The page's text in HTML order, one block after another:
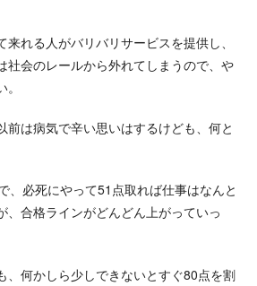
れる人がバリバリサービスを提供し、
社会のレールから外れてしまうので、や
前は病気で辛い思いはするけども、何と
、必死にやって51点取れば仕事はなんと
、合格ラインがどんどん上がっていっ
、何かしら少しできないとすぐ80点を割